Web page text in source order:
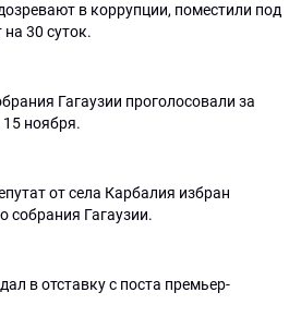
в коррупции, поместили под
30 суток.
Гагаузии проголосовали за
ноября.
от села Карбалия избран
собрания Гагаузии.
в отставку с поста премьер-